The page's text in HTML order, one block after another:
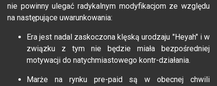
nie powinny ulegać radykalnym modyfikacjom ze względu
na następujące uwarunkowania:
Era jest nadal zaskoczona klęską urodzaju "Heyah" i w
związku z tym nie będzie miała bezpośredniej
motywacji do natychmiastowego kontr-działania.
Marże na rynku pre-paid są w obecnej chwili